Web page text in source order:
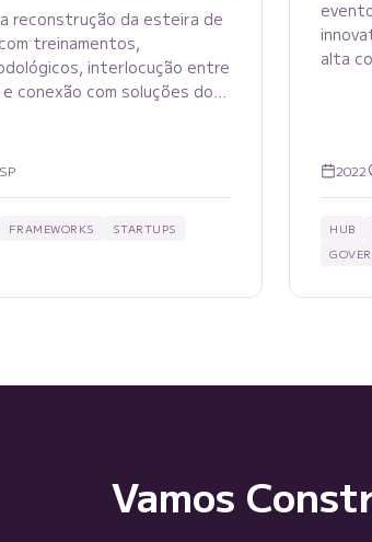
a reconstrução da esteira de
treinamentos,
interlocução entre
conexão com soluções do
FRAMEWORKS
STARTUPS
alta
2022
HUB
Vamos